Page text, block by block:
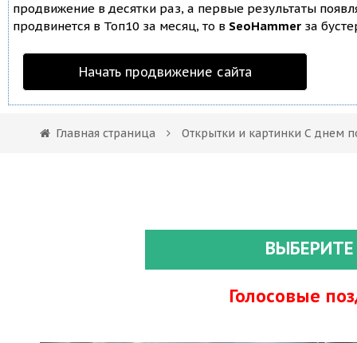
продвижение в десятки раз, а первые результаты
продвинется в Топ10 за месяц, то в SeoHammer за
Начать продвижение сайта
Главная страница Открытки и картинки С днем
Голосовые